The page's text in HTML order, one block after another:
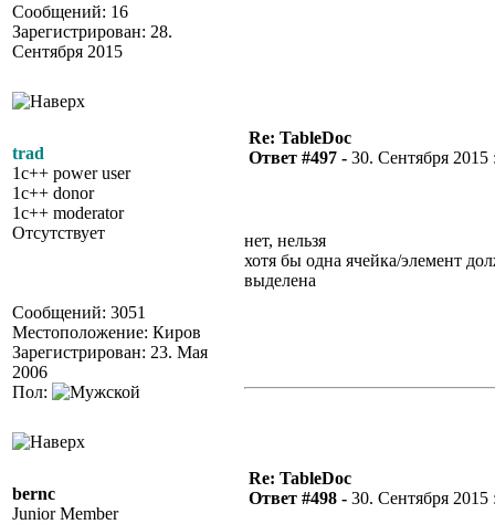
Сообщений: 16
Зарегистрирован: 28.
Сентября 2015
trad
1c++ power user
1c++ donor
1c++ moderator
Отсутствует
Сообщений: 3051
Местоположение: Киров
Зарегистрирован: 23. Мая
2006
Пол:
Re: TableDoc
Ответ #497 - 30. Сентября 2015
нет, нельзя
хотя бы одна ячейка/элемент
выделена
bernc
Junior Member
Re: TableDoc
Ответ #498 - 30. Сентября 2015